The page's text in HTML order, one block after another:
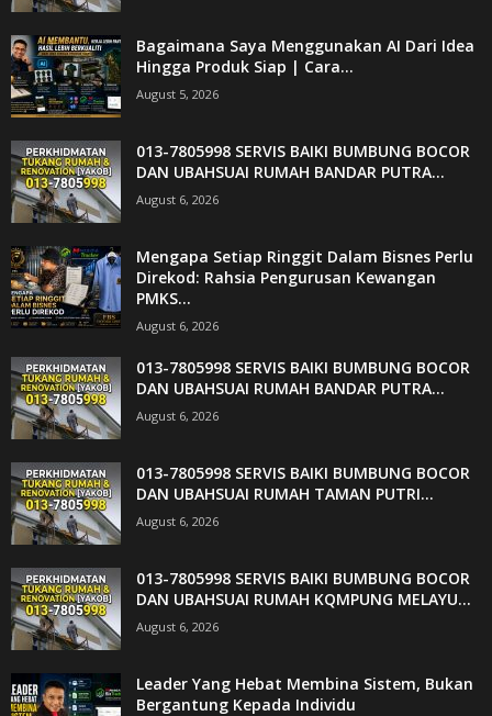
Bagaimana Saya Menggunakan AI Dari Idea
Hingga Produk Siap | Cara...
August 5, 2026
013-7805998 SERVIS BAIKI BUMBUNG BOCOR
DAN UBAHSUAI RUMAH BANDAR PUTRA...
August 6, 2026
Mengapa Setiap Ringgit Dalam Bisnes Perlu
Direkod: Rahsia Pengurusan Kewangan
PMKS...
August 6, 2026
013-7805998 SERVIS BAIKI BUMBUNG BOCOR
DAN UBAHSUAI RUMAH BANDAR PUTRA...
August 6, 2026
013-7805998 SERVIS BAIKI BUMBUNG BOCOR
DAN UBAHSUAI RUMAH TAMAN PUTRI...
August 6, 2026
013-7805998 SERVIS BAIKI BUMBUNG BOCOR
DAN UBAHSUAI RUMAH KQMPUNG MELAYU...
August 6, 2026
Leader Yang Hebat Membina Sistem, Bukan
Bergantung Kepada Individu